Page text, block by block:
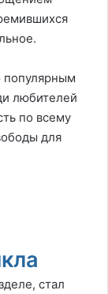
популярным
любителей
по всему
для
стал